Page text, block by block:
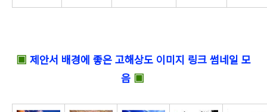
▣ 제안서 배경에 좋은 고해상도 이미지 링크 썸네일 모
음▣